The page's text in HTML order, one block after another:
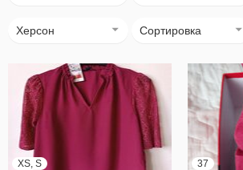
Херсон Сортировка
XS, S 37